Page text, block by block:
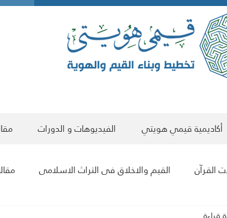
أكاديمية قيمي هويتي الفيديوهات و الدورات
القرآن القيم والاخلاق فى التراث الاسلامى